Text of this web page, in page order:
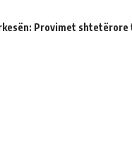
Provimet shtetërore